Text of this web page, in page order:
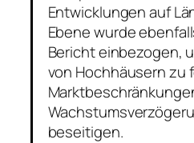
Entwicklungen auf
Ebene wurde
Bericht einbezogen,
von Hochhäusern zu
beseitigen.